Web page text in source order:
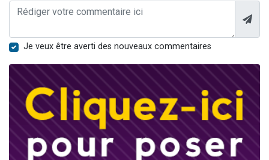
Je veux être averti des nouveaux commentaires